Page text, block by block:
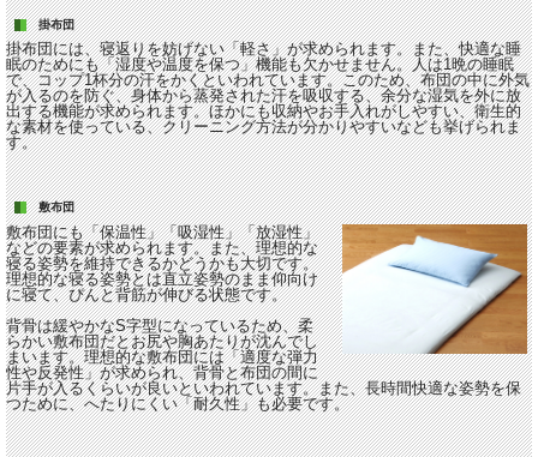
掛布団
掛布団には、寝返りを妨げない「軽さ」が求められます。また、快適な睡
眠のためにも「湿度や温度を保つ」機能も欠かせません。人は1晩の睡眠
で、コップ1杯分の汗をかくといわれています。このため、布団の中に外気
が入るのを防ぐ、身体から蒸発された汗を吸収する、余分な湿気を外に放
出する機能が求められます。ほかにも収納やお手入れがしやすい、衛生的
な素材を使っている、クリーニング方法が分かりやすいなども挙げられま
す。
敷布団
敷布団にも「保温性」「吸湿性」「放湿性」
などの要素が求められます。また、理想的な
寝る姿勢を維持できるかどうかも大切です。
理想的な寝る姿勢とは直立姿勢のまま仰向け
に寝て、ぴんと背筋が伸びる状態です。
背骨は緩やかなS字型になっているため、柔
らかい敷布団だとお尻や胸あたりが沈んでし
まいます。理想的な敷布団には「適度な弾力
性や反発性」が求められ、背骨と布団の間に
片手が入るくらいが良いといわれています。また、長時間快適な姿勢を保
つために、へたりにくい「耐久性」も必要です。